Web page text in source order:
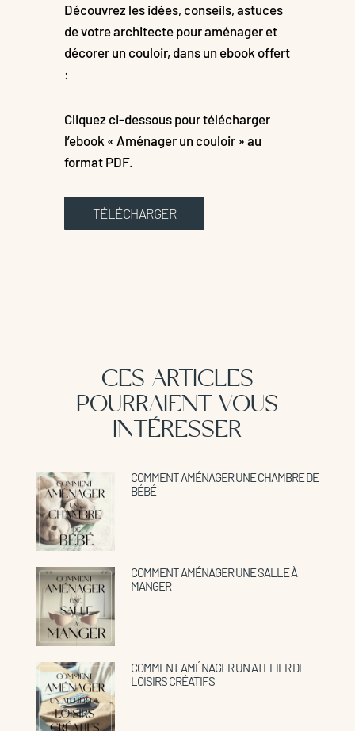
Découvrez les idées, conseils, astuces
de votre architecte pour aménager et
décorer un couloir, dans un ebook offert
:
Cliquez ci-dessous pour télécharger
l’ebook « Aménager un couloir » au
format PDF.
TÉLÉCHARGER
CES ARTICLES
POURRAIENT VOUS
INTÉRESSER
COMMENT AMÉNAGER UNE CHAMBRE DE
BÉBÉ
COMMENT AMÉNAGER UNE SALLE À
MANGER
COMMENT AMÉNAGER UN ATELIER DE
LOISIRS CRÉATIFS